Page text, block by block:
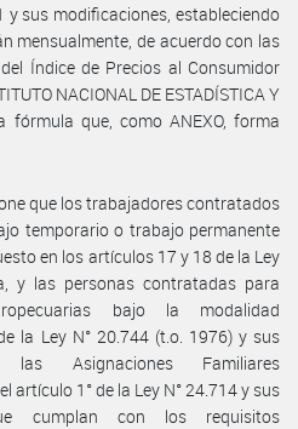
y sus modificaciones, estableciendo
mensualmente, de acuerdo con las
Índice de Precios al Consumidor
NACIONAL DE ESTADÍSTICA Y
fórmula que, como ANEXO, forma
que los trabajadores contratados
temporario o trabajo permanente
en los artículos 17 y 18 de la Ley
y las personas contratadas para
bajo la modalidad
la Ley N° 20.744 (t.o. 1976) y sus
las Asignaciones Familiares
artículo 1° de la Ley N° 24.714 y sus
cumplan con los requisitos